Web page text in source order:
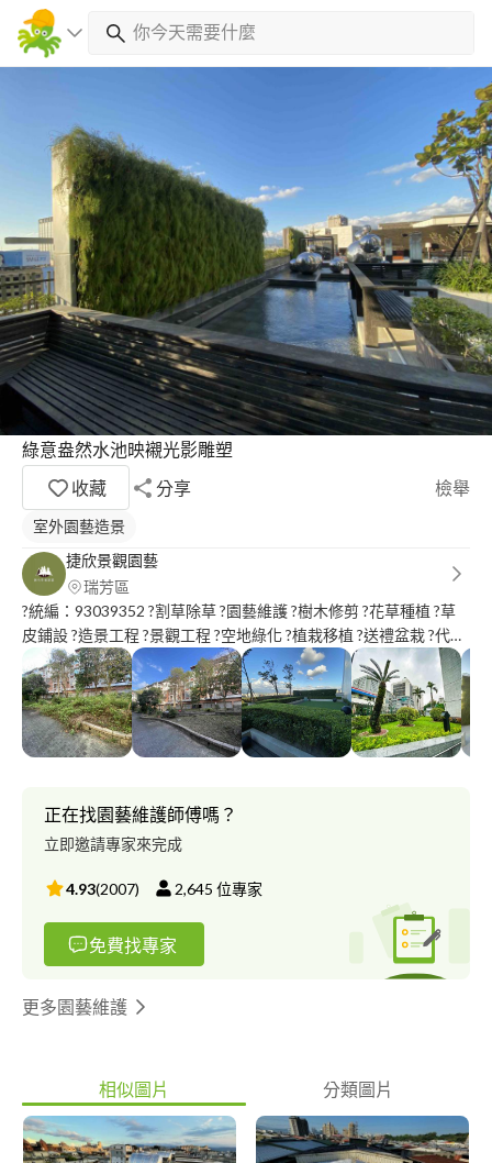
綠意盎然水池映襯光影雕塑
收藏
分享 檢舉
室外園藝造景
捷欣景觀園藝
瑞芳區
?統編：93039352 ?割草️除草 ?園藝維護️ ?樹木修剪 ?花草種植️ ?草
皮鋪設 ?造景工程 ?景觀工程 ?空地綠化 ?植栽移植 ?送禮盆栽 ?代客
換盆換土 ?樹木枝葉清運 ?廢棄物清運 ?另有販售各式電動工具（專
營美沃奇）
正在找園藝維護師傅嗎？
立即邀請專家來完成
4.93(2007) 2,645 位專家
免費找專家
更多園藝維護
相似圖片 分類圖片